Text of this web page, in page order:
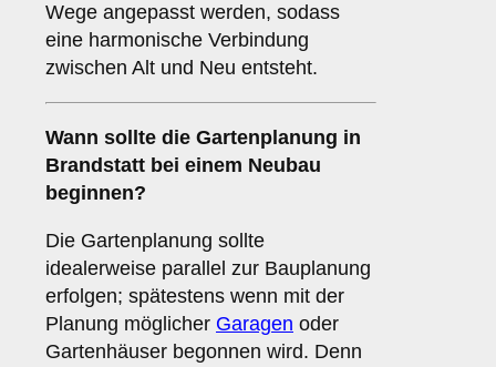
Wege angepasst werden, sodass
eine harmonische Verbindung
zwischen Alt und Neu entsteht.
Wann sollte die Gartenplanung in
Brandstatt bei einem Neubau
beginnen?
Die Gartenplanung sollte
idealerweise parallel zur Bauplanung
erfolgen; spätestens wenn mit der
Planung möglicher Garagen oder
Gartenhäuser begonnen wird. Denn